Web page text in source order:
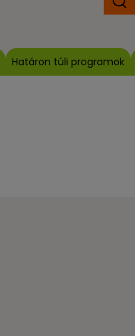
Határon túli programok